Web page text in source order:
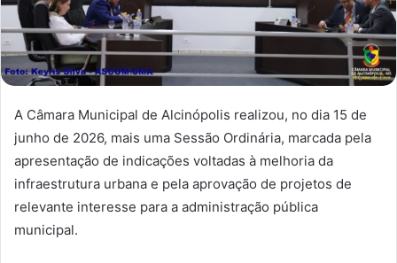
A Câmara Municipal de Alcinópolis realizou, no dia 15 de
junho de 2026, mais uma Sessão Ordinária, marcada pela
apresentação de indicações voltadas à melhoria da
infraestrutura urbana e pela aprovação de projetos de
relevante interesse para a administração pública
municipal.